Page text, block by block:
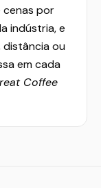
por
indústria, e
distância ou
em cada
Coffee